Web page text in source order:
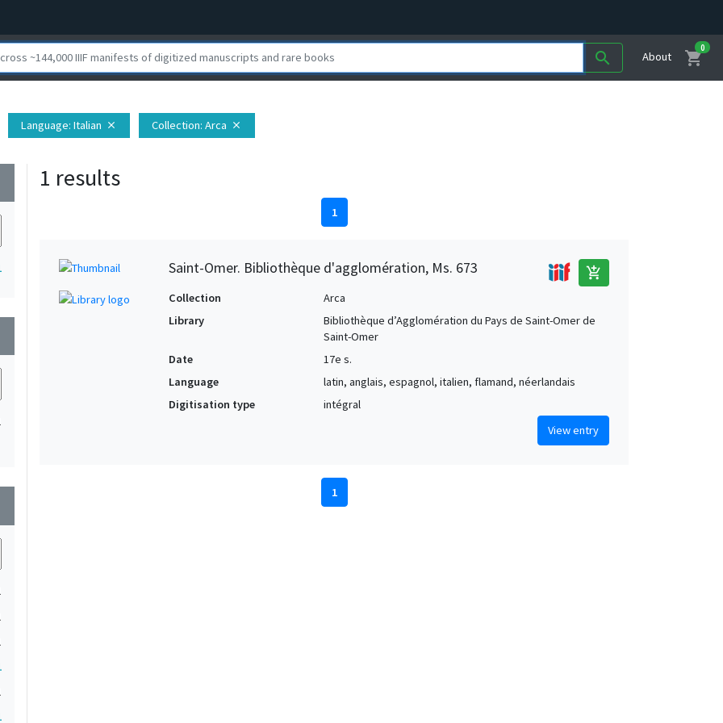
search About shopping_cart
0
Language: Italian close Collection: Arca close
1 results
1
Saint-Omer. Bibliothèque d'agglomération, Ms. 673 add_shopping_cart
Collection
Arca
Library
Bibliothèque d’Agglomération du Pays de Saint-Omer de
Saint-Omer
Date
17e s.
Language
latin, anglais, espagnol, italien, flamand, néerlandais
Digitisation type
intégral
View entry
1